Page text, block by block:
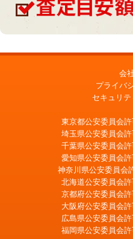
会
プライバ
セキュリ
東京都公安委員会
埼玉県公安委員会
千葉県公安委員会
愛知県公安委員会
神奈川県公安委員会
北海道公安委員会
京都府公安委員会
大阪府公安委員会
広島県公安委員会
福岡県公安委員会